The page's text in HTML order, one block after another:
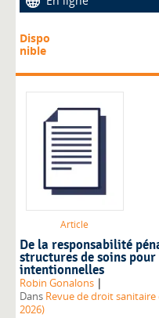
Dispo
nible
Article
De la responsabilité
structures de soins
intentionnelles
Robin Gonalons |
Dans Revue de droit sanitaire
2026)